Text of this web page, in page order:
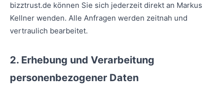
bizztrust.de können Sie sich jederzeit direkt an Markus
Kellner wenden. Alle Anfragen werden zeitnah und
vertraulich bearbeitet.
2. Erhebung und Verarbeitung
personenbezogener Daten